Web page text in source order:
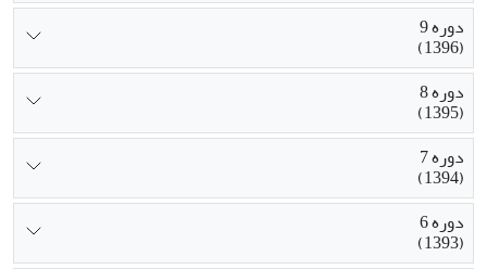
دوره 9
(1396)
دوره 8
(1395)
دوره 7
(1394)
دوره 6
(1393)